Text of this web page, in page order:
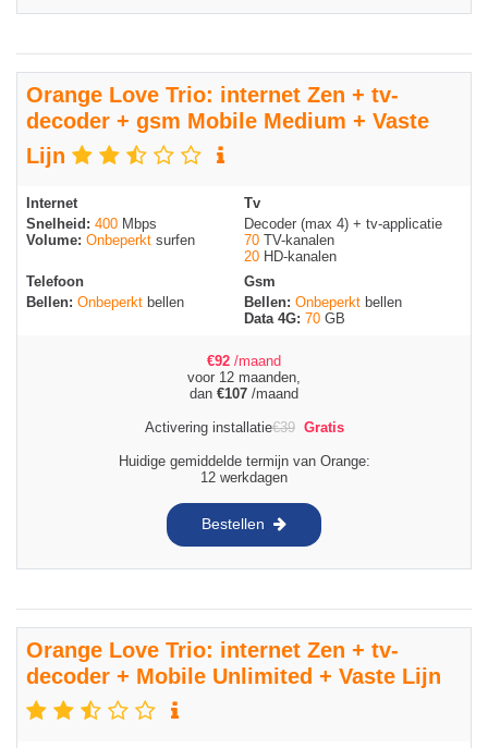
Orange Love Trio: internet Zen + tv-
decoder + gsm Mobile Medium + Vaste
Lijn
Internet
Snelheid: 400 Mbps
Volume: Onbeperkt surfen
Tv
Decoder (max 4) + tv-applicatie
70 TV-kanalen
20 HD-kanalen
Telefoon
Bellen: Onbeperkt bellen
Gsm
Bellen: Onbeperkt bellen
Data 4G: 70 GB
€92 /maand
voor 12 maanden,
dan €107 /maand
Activering installatie€39 Gratis
Huidige gemiddelde termijn van Orange:
12 werkdagen
Bestellen
Orange Love Trio: internet Zen + tv-
decoder + Mobile Unlimited + Vaste Lijn